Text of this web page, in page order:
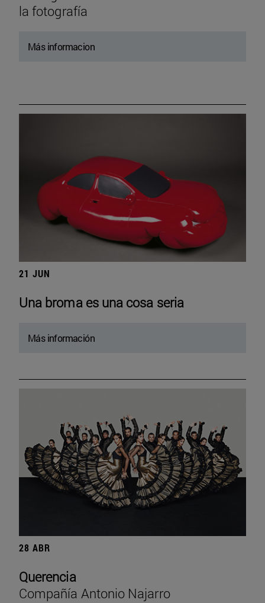
la fotografía
Más informacion
21 JUN
Una broma es una cosa seria
Más información
28 ABR
Querencia
Compañía Antonio Najarro